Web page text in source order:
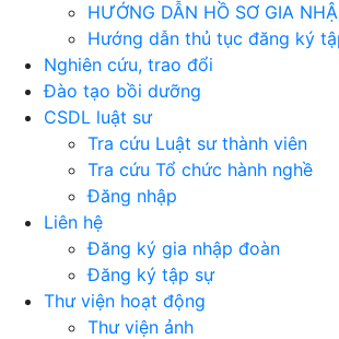
HƯỚNG DẪN HỒ SƠ GIA
Hướng dẫn thủ tục đăng ký
Nghiên cứu, trao đổi
Đào tạo bồi dưỡng
CSDL luật sư
Tra cứu Luật sư thành viên
Tra cứu Tổ chức hành nghề
Đăng nhập
Liên hệ
Đăng ký gia nhập đoàn
Đăng ký tập sự
Thư viện hoạt động
Thư viện ảnh